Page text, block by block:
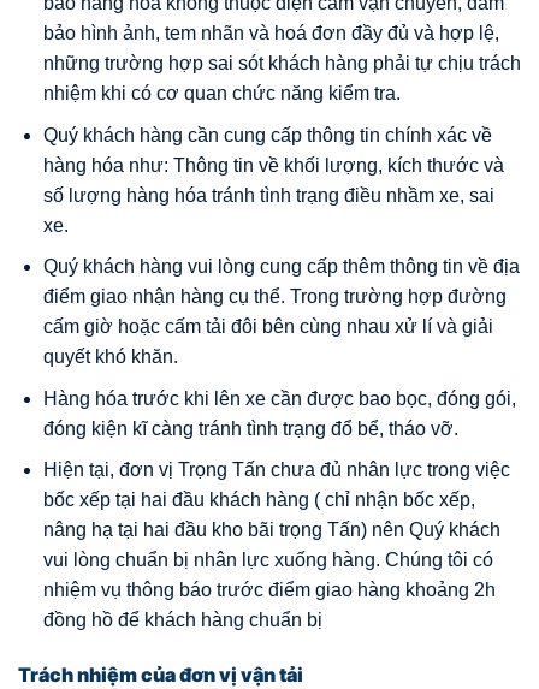
bảo hình ảnh, tem nhãn và hoá đơn đầy đủ và hợp lệ,
những trường hợp sai sót khách hàng phải tự chịu trách
nhiệm khi có cơ quan chức năng kiểm tra.
Quý khách hàng cần cung cấp thông tin chính xác về
hàng hóa như: Thông tin về khối lượng, kích thước và
số lượng hàng hóa tránh tình trạng điều nhầm xe, sai
xe.
Quý khách hàng vui lòng cung cấp thêm thông tin về địa
điểm giao nhận hàng cụ thể. Trong trường hợp đường
cấm giờ hoặc cấm tải đôi bên cùng nhau xử lí và giải
quyết khó khăn.
Hàng hóa trước khi lên xe cần được bao bọc, đóng gói,
đóng kiện kĩ càng tránh tình trạng đổ bể, tháo vỡ.
Hiện tại, đơn vị Trọng Tấn chưa đủ nhân lực trong việc
bốc xếp tại hai đầu khách hàng ( chỉ nhận bốc xếp,
nâng hạ tại hai đầu kho bãi trọng Tấn) nên Quý khách
vui lòng chuẩn bị nhân lực xuống hàng. Chúng tôi có
nhiệm vụ thông báo trước điểm giao hàng khoảng 2h
đồng hồ để khách hàng chuẩn bị
Trách nhiệm của đơn vị vận tải